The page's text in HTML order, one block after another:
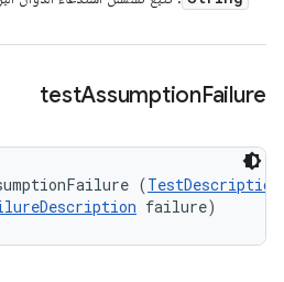
testAssumptionFailure
(TestDescription
failure)